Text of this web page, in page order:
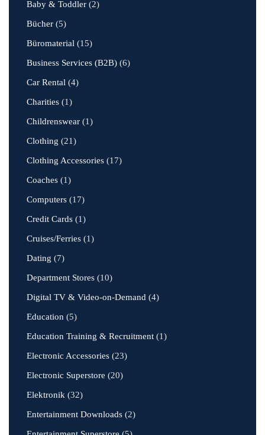
Baby & Toddler (2)
Bücher (5)
Büromaterial (15)
Business Services (B2B) (6)
Car Rental (4)
Charities (1)
Childrenswear (1)
Clothing (21)
Clothing Accessories (17)
Coaches (1)
Computers (17)
Credit Cards (1)
Cruises/Ferries (1)
Dating (7)
Department Stores (10)
Digital TV & Video-on-Demand (4)
Education (5)
Education Training & Recruitment (1)
Electronic Accessories (23)
Electronic Superstore (20)
Elektronik (32)
Entertainment Downloads (2)